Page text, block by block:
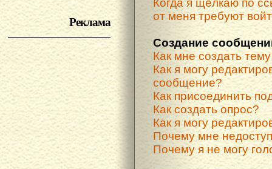
Реклама
Когда я щёлкаю по
от меня требуют
Создание
Как мне создать
Как я могу
сообщение?
Как присоединить
Как создать опрос?
Как я могу
Почему мне
Почему я не могу